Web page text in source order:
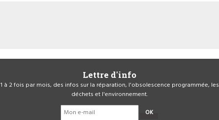
Lettre d'info
1 à 2 fois par mois, des infos sur la réparation, l'obsolescence programmée, les
déchets et l'environnement.
OK